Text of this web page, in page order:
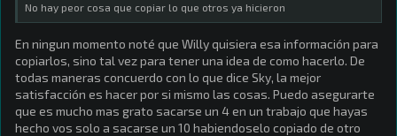
No hay peor cosa que copiar lo que otros ya hicieron
En ningun momento noté que Willy quisiera esa información para
copiarlos, sino tal vez para tener una idea de como hacerlo. De
todas maneras concuerdo con lo que dice Sky, la mejor
satisfacción es hacer por si mismo las cosas. Puedo asegurarte
que es mucho mas grato sacarse un 4 en un trabajo que hayas
hecho vos solo a sacarse un 10 habiendoselo copiado de otro